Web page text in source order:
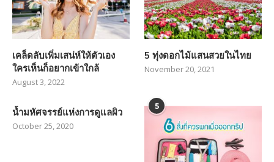
เคล็ดลับเพิ่มเสน่ห์ให้ตัวเอง
ใครเห็นก็อยากเข้าใกล้
August 3, 2022
5 ทุ่งดอกไม้แสนสวยในไทย
November 20, 2021
น้ำมหัศจรรย์แห่งการดูแลผิว
October 25, 2020
5